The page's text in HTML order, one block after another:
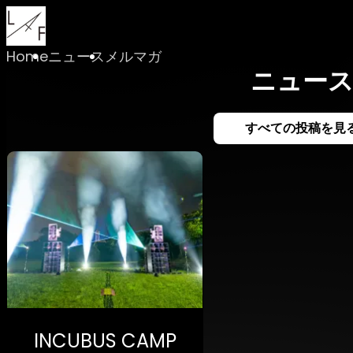
Homeニュースメルマガ
ニュース
すべての投稿を見
INCUBUS CAMP